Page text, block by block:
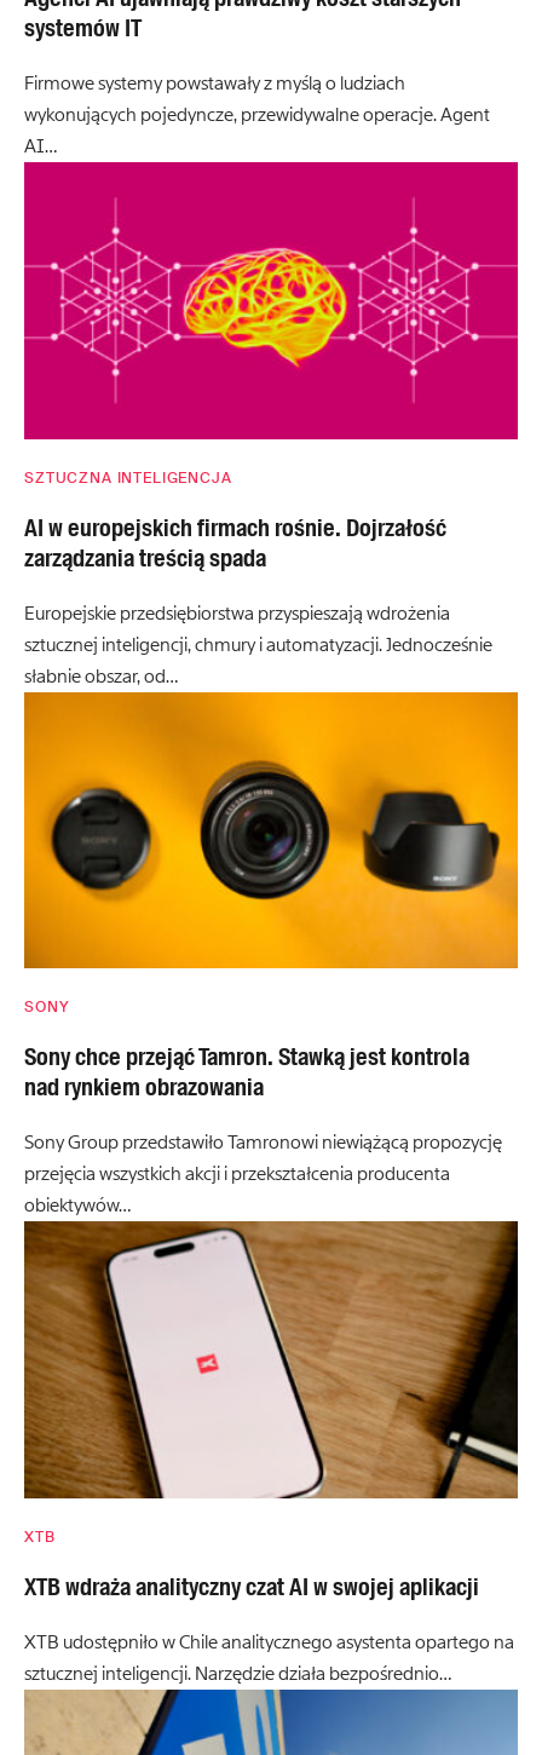
systemów IT
Firmowe systemy powstawały z myślą o ludziach
wykonujących pojedyncze, przewidywalne operacje. Agent
AI…
SZTUCZNA INTELIGENCJA
AI w europejskich firmach rośnie. Dojrzałość
zarządzania treścią spada
Europejskie przedsiębiorstwa przyspieszają wdrożenia
sztucznej inteligencji, chmury i automatyzacji. Jednocześnie
słabnie obszar, od…
SONY
Sony chce przejąć Tamron. Stawką jest kontrola
nad rynkiem obrazowania
Sony Group przedstawiło Tamronowi niewiążącą propozycję
przejęcia wszystkich akcji i przekształcenia producenta
obiektywów…
XTB
XTB wdraża analityczny czat AI w swojej aplikacji
XTB udostępniło w Chile analitycznego asystenta opartego na
sztucznej inteligencji. Narzędzie działa bezpośrednio…